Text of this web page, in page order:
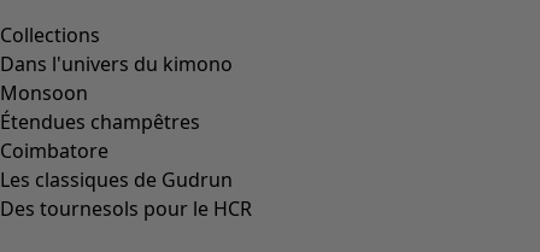
Collections
Dans l'univers du kimono
Monsoon
Étendues champêtres
Coimbatore
Les classiques de Gudrun
Des tournesols pour le HCR